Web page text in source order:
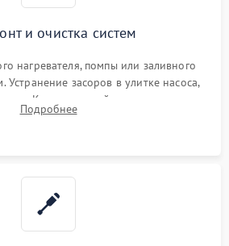
и очистка систем
нагревателя, помпы или заливного
Устранение засоров в улитке насоса,
Компонентный ремонт платы
поврежденной проводки.
Подробнее